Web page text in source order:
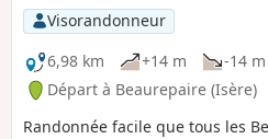
Visorandonneur
6,98 km
+14 m -14 m
Départ à Beaurepaire (Isère)
Randonnée facile que tous les